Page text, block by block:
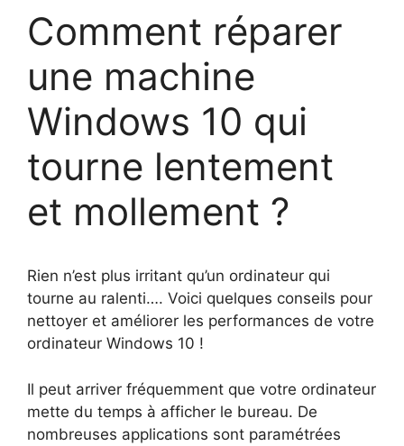
Comment réparer
une machine
Windows 10 qui
tourne lentement
et mollement ?
Rien n’est plus irritant qu’un ordinateur qui
tourne au ralenti…. Voici quelques conseils pour
nettoyer et améliorer les performances de votre
ordinateur Windows 10 !
Il peut arriver fréquemment que votre ordinateur
mette du temps à afficher le bureau. De
nombreuses applications sont paramétrées